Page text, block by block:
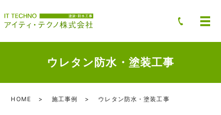
ウレタン防水・塗装工事
HOME 施工事例 ウレタン防水・塗装工事